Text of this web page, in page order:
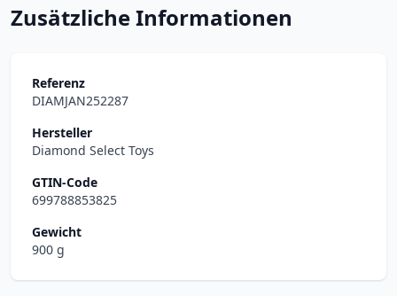
Zusätzliche Informationen
Referenz
DIAMJAN252287
Hersteller
Diamond Select Toys
GTIN-Code
699788853825
Gewicht
900 g